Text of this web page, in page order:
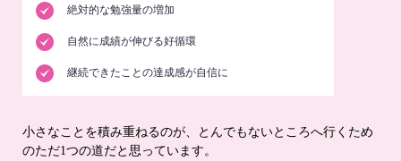
絶対的な勉強量の増加
自然に成績が伸びる好循環
継続できたことの達成感が自信に
小さなことを積み重ねるのが、とんでもないところへ行くため
のただ1つの道だと思っています。